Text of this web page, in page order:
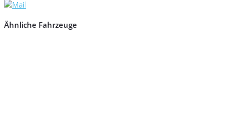
Ähnliche Fahrzeuge